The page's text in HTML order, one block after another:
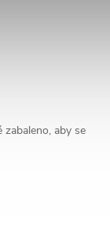
zabaleno, aby se